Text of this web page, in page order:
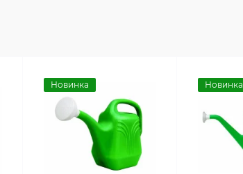
Новинка Новинка